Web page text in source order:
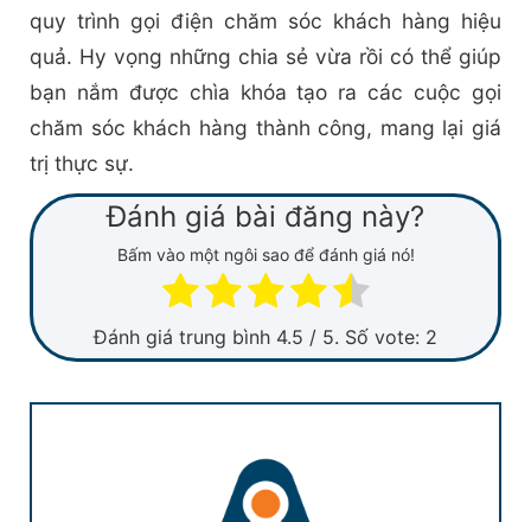
quy trình gọi điện chăm sóc khách hàng hiệu
quả. Hy vọng những chia sẻ vừa rồi có thể giúp
bạn nắm được chìa khóa tạo ra các cuộc gọi
chăm sóc khách hàng thành công, mang lại giá
trị thực sự.
Đánh giá bài đăng này?
Bấm vào một ngôi sao để đánh giá nó!
Đánh giá trung bình 4.5 / 5. Số vote: 2